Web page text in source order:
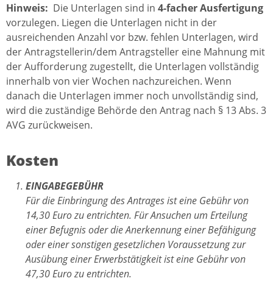
Hinweis: Die Unterlagen sind in 4-facher Ausfertigung
vorzulegen. Liegen die Unterlagen nicht in der
ausreichenden Anzahl vor bzw. fehlen Unterlagen, wird
der Antragstellerin/dem Antragsteller eine Mahnung mit
der Aufforderung zugestellt, die Unterlagen vollständig
innerhalb von vier Wochen nachzureichen. Wenn
danach die Unterlagen immer noch unvollständig sind,
wird die zuständige Behörde den Antrag nach § 13 Abs. 3
AVG zurückweisen.
Kosten
EINGABEGEBÜHR
Für die Einbringung des Antrages ist eine Gebühr von
14,30 Euro zu entrichten. Für Ansuchen um Erteilung
einer Befugnis oder die Anerkennung einer Befähigung
oder einer sonstigen gesetzlichen Voraussetzung zur
Ausübung einer Erwerbstätigkeit ist eine Gebühr von
47,30 Euro zu entrichten.